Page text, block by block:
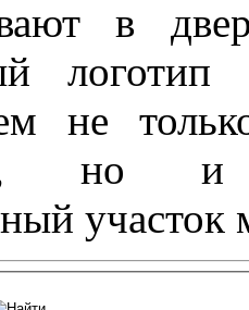
в
логотип
не
но и
участок